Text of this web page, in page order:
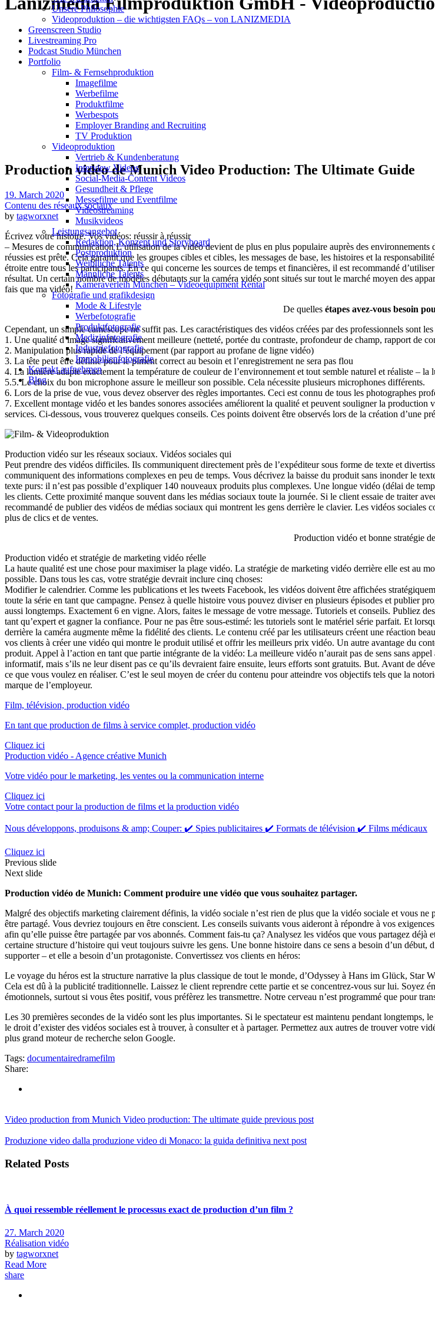
Unsere Philosophie
Videoproduktion – die wichtigsten FAQs – von LANIZMEDIA
Greenscreen Studio
Livestreaming Pro
Podcast Studio München
Portfolio
Film- & Fernsehproduktion
Imagefilme
Werbefilme
Produktfilme
Werbespots
Employer Branding and Recruiting
TV Produktion
Videoproduktion
Vertrieb & Kundenberatung
Interview Videos
Social-Media-Content Videos
Gesundheit & Pflege
Mes­se­filme und Eventfilme
Video­strea­ming
Musikvideos
Leis­tungs­an­ge­bot
Redak­ti­on, Kon­zept und Storyboard
Post­pro­duk­ti­on
Weiblliche Talents
Männliche Talents
Kameraverleih München – Videoequipment Rental
Fotografie und grafikdesign
Mode & Lifestyle
Werbefotografie
Produktfotografie
Medizinfotografie
Industriefotografie
Immobilienfotografie
Kontakt aufnehmen
Blog
Production vidéo de Munich Video Production: The Ultimate Guide
19. March 2020
Contenu des réseaux sociaux
by tagworxnet
Écrivez votre histoire. Vos vidéos: réussir à réussir
– Mesures de communication L’utilisation de la vidéo devient de plus en plus populaire auprès des
réussies est prête. Cela garantit que les groupes cibles et cibles, les messages de base, les histoires et la
étroite entre tous les participants. En ce qui concerne les sources de temps et financières, il est recommandé
résultat. Un certain nombre de modèles débutants sur la caméra vidéo sont situés sur tout le marché moyen des
fais que ma vidéo!
De quelles étapes avez-vous besoin
Cependant, un simple caméscope ne suffit pas. Les caractéristiques des vidéos créées par des professionnels sont
1. Une qualité d’image significativement meilleure (netteté, portée du contraste, profondeur de champ, rapport de
2. Manipulation plus rapide de l’équipement (par rapport au profane de ligne vidéo)
3. La tête peut être définie pour le piment correct au besoin et l’enregistrement ne sera pas flou
4. La lumière adapte exactement la température de couleur de l’environnement et tout semble naturel et réaliste – la
5.5. Le choix du bon microphone assure le meilleur son possible. Cela nécessite plusieurs microphones différents.
6. Lors de la prise de vue, vous devez observer des règles importantes. Ceci est connu de tous les photographes
7. Excellent montage vidéo et les bandes sonores associées améliorent la qualité et peuvent souligner la
services. Ci-dessous, vous trouverez quelques conseils. Ces points doivent être observés lors de la création d’une
Production vidéo sur les réseaux sociaux. Vidéos sociales qui
Peut prendre des vidéos difficiles. Ils communiquent directement près de l’expéditeur sous forme de texte et
communiquent des informations complexes en peu de temps. Vous décrivez la baisse du produit sans inonder le
texte purs: il n’est pas possible d’expliquer 140 nouveaux produits plus complexes. Une longue vidéo (délai de
les clients. Cette proximité manque souvent dans les médias sociaux toute la journée. Si le client essaie de traiter
recommandé de publier des vidéos de médias sociaux qui montrent les gens derrière le clavier. Les vidéos
plus de clics et de ventes.
Production vidéo et bonne stratégie
Production vidéo et stratégie de marketing vidéo réelle
La haute qualité est une chose pour maximiser la plage vidéo. La stratégie de marketing vidéo derrière elle est au
possible. Dans tous les cas, votre stratégie devrait inclure cinq choses:
Modifier le calendrier. Comme les publications et les tweets Facebook, les vidéos doivent être affichées
toute la série en tant que campagne. Pensez à quelle histoire vous pouvez diviser en plusieurs épisodes et publier
aussi longtemps. Exactement 6 en vigne. Alors, faites le message de votre message. Tutoriels et conseils. Publiez
tant qu’expert et gagner la confiance. Pour ne pas être sous-estimé: les tutoriels sont le matériel série parfait. Et
derrière la caméra augmente même la fidélité des clients. Le contenu créé par les utilisateurs créent une réaction
vos clients à créer une vidéo qui montre le produit utilisé et offrir les meilleurs prix vidéo. Un autre avantage du
produit. Appel à l’action en tant que partie intégrante de la vidéo: La meilleure vidéo n’aurait pas de sens sans
informatif, mais s’ils ne leur disent pas ce qu’ils devraient faire ensuite, leurs efforts sont gratuits. But. Avant de
ce que vous voulez en réaliser. C’est le seul moyen de créer du contenu pour atteindre vos objectifs tels que la
marque de l’employeur.
Film, télévision, production vidéo
En tant que production de films à service complet, production vidéo
Cliquez ici
Production vidéo - Agence créative Munich
Votre vidéo pour le marketing, les ventes ou la communication interne
Cliquez ici
Votre contact pour la production de films et la production vidéo
Nous développons, produisons & amp; Couper: ✔️ Spies publicitaires ✔️ Formats de télévision ✔️ Films médicaux
Cliquez ici
Previous slide
Next slide
Production vidéo de Munich: Comment produire une vidéo que vous souhaitez partager.
Malgré des objectifs marketing clairement définis, la vidéo sociale n’est rien de plus que la vidéo sociale et vous
être partagé. Vous devriez toujours en être conscient. Les conseils suivants vous aideront à répondre à vos
afin qu’elle puisse être partagée par vos abonnés. Comment fais-tu ça? Analysez les vidéos que vous partagez
certaine structure d’histoire qui veut toujours suivre les gens. Une bonne histoire dans ce sens a besoin d’un
supporter – et elle a besoin d’un protagoniste. Convertissez vos clients en héros:
Le voyage du héros est la structure narrative la plus classique de tout le monde, d’Odyssey à Hans im Glück, Star
Cela est dû à la publicité traditionnelle. Laissez le client reprendre cette partie et se concentrez-vous sur lui. Soyez
émotionnels, surtout si vous êtes positif, vous préfèrez les transmettre. Notre cerveau n’est programmé que pour
Les 30 premières secondes de la vidéo sont les plus importantes. Si le spectateur est maintenu pendant
le droit d’exister des vidéos sociales est à trouver, à consulter et à partager. Permettez aux autres de trouver votre
plus grand moteur de recherche selon Google.
Tags: documentairedramefilm
Share:
Video production from Munich Video production: The ultimate guide previous post
Produzione video dalla produzione video di Monaco: la guida definitiva next post
Related Posts
À quoi ressemble réellement le processus exact de production d’un film ?
27. March 2020
Réalisation vidéo
by tagworxnet
Read More
share